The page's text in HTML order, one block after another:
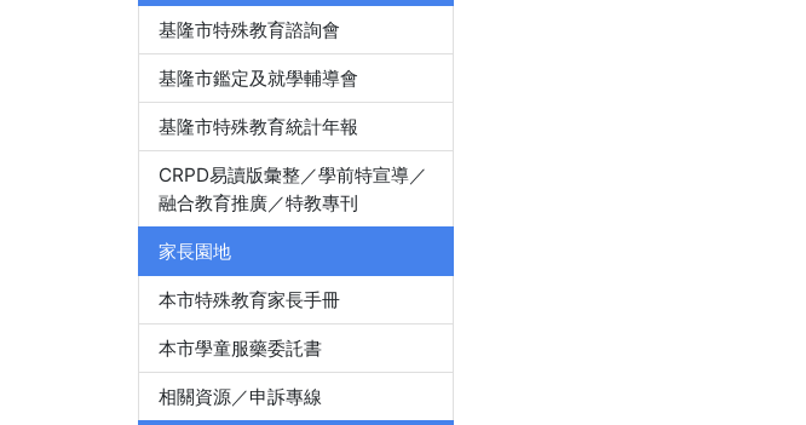
基隆市特殊教育諮詢會
基隆市鑑定及就學輔導會
基隆市特殊教育統計年報
CRPD易讀版彙整／學前特宣導／
融合教育推廣／特教專刊
家長園地
本市特殊教育家長手冊
本市學童服藥委託書
相關資源／申訴專線